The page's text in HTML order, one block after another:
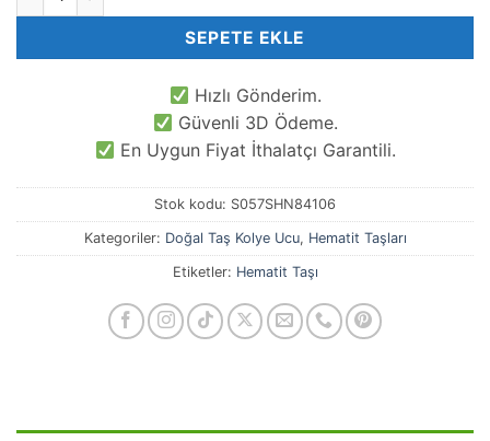
SEPETE EKLE
Hızlı Gönderim.
Güvenli 3D Ödeme.
En Uygun Fiyat İthalatçı Garantili.
Stok kodu: S057SHN84106
Kategoriler: Doğal Taş Kolye Ucu, Hematit Taşları
Etiketler: Hematit Taşı